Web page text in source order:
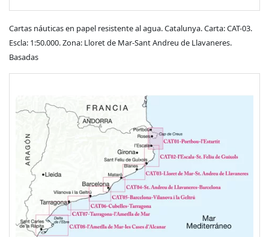
Cartas náuticas en papel resistente al agua. Catalunya. Carta: CAT-03.
Escla: 1:50.000. Zona: Lloret de Mar-Sant Andreu de Llavaneres.
Basadas